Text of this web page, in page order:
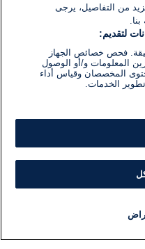
من التفاصيل، يرجى
لتقديم:
فحص خصائص الجهاز
المعلومات و/أو الوصول
المخصصان وقياس أداء
الخدمات.